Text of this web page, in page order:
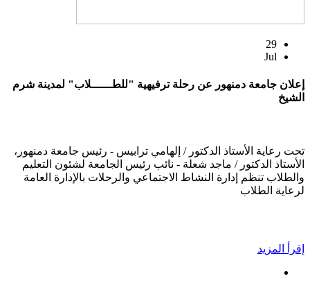
29
Jul
إعلان جامعة دمنهور عن رحلة ترفيهية "للطــــــلاب" لمدينة شرم
الشيخ
تحت رعاية الأستاذ الدكتور / إلهامي ترابيس - رئيس جامعة دمنهور،
الأستاذ الدكتور / ماجد شعلة - نائب رئيس الجامعة لشئون التعليم
والطلاب تنظم إدارة النشاط الاجتماعي والرحلات بالإدارة العامة
لرعاية الطلاب
إقرأ المزيد